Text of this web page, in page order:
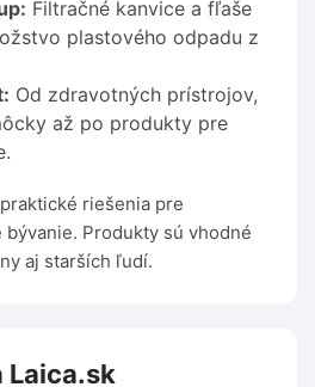
Filtračné kanvice a fľaše
plastového odpadu z
Od zdravotných prístrojov,
až po produkty pre
riešenia pre
Produkty sú vhodné
aj starších ľudí.
Laica.sk